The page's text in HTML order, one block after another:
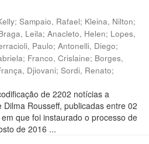
; Sampaio, Rafael; Kleina, Nilton;
Leila; Anacleto, Helen; Lopes,
Paulo; Antonelli, Diego;
; Franco, Crislaine; Borges,
Djiovani; Sordi, Renato;
de 2202 notícias a
Rousseff, publicadas entre 02
que foi instaurado o processo de
de 2016 ...